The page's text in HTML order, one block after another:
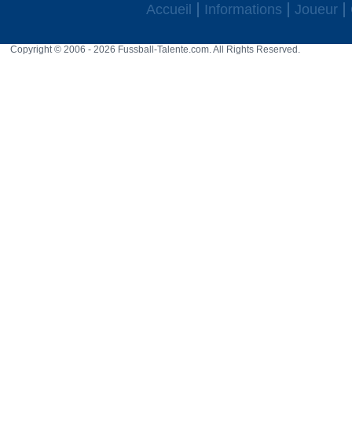
Accueil Informations Joueur
Copyright © 2006 - 2026 Fussball-Talente.com. All Rights Reserved.